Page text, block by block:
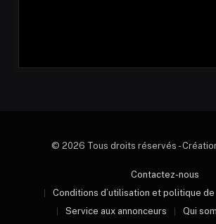
© 2026 Tous droits réservés -
Contactez-nous
Conditions d’utilisation et politique
Service aux annonceurs
Qui